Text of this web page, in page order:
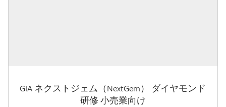
GIA ネクストジェム（NextGem） ダイヤモンド
研修 小売業向け